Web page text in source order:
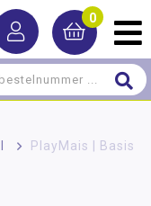
0
>
PlayMais | Basis